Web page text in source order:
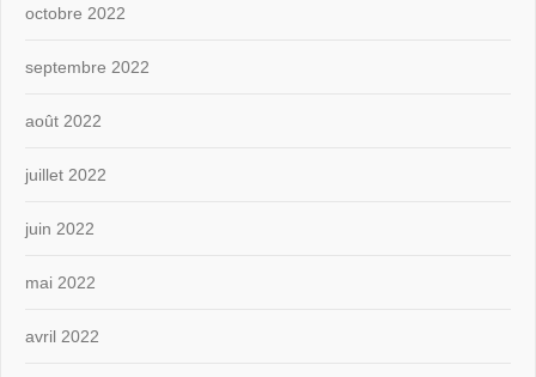
octobre 2022
septembre 2022
août 2022
juillet 2022
juin 2022
mai 2022
avril 2022